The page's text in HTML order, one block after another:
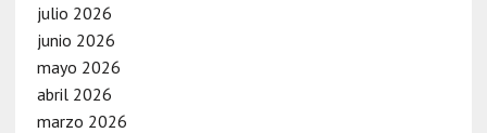
julio 2026
junio 2026
mayo 2026
abril 2026
marzo 2026